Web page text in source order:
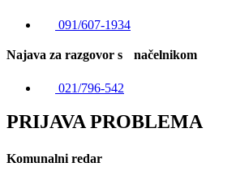
091/607-1934
Najava za razgovor s načelnikom
021/796-542
PRIJAVA PROBLEMA
Komunalni redar